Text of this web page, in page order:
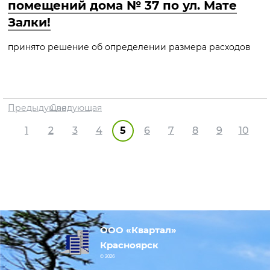
помещений дома № 37 по ул. Мате
Залки!
принято решение об определении размера расходов
Предыдущая
1 2 3 4 5 6 7 8 9 10
Следующая
ООО «Квартал»
Красноярск
© 2026